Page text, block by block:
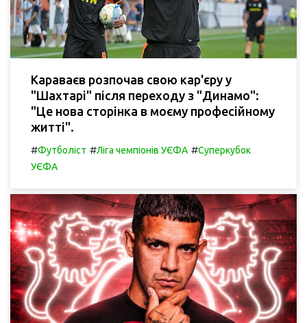
Караваєв розпочав свою кар'єру у
"Шахтарі" після переходу з "Динамо":
"Це нова сторінка в моєму професійному
житті".
#Футболіст #Ліга чемпіонів УЄФА #Суперкубок
УЄФА